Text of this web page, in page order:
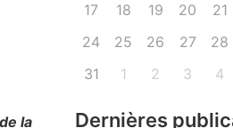
la
17
18 19 20 21
24
25 26 27 28
31
1 2 3 4
Dernières